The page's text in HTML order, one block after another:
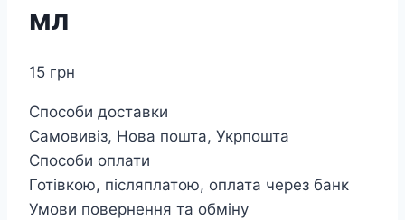
мл
15 грн
Способи доставки
Самовивіз, Нова пошта, Укрпошта
Способи оплати
Готівкою, післяплатою, оплата через банк
Умови повернення та обміну